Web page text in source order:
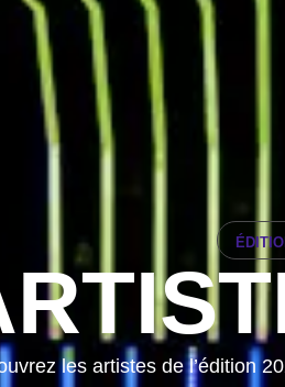
les artistes de l’édition